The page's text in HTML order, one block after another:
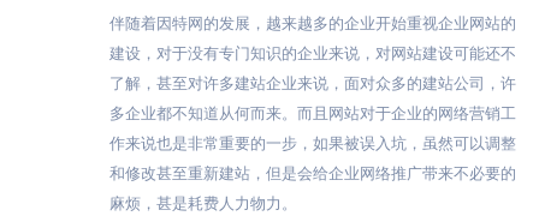
伴随着因特网的发展，越来越多的企业开始重视企业网站的
建设，对于没有专门知识的企业来说，对网站建设可能还不
了解，甚至对许多建站企业来说，面对众多的建站公司，许
多企业都不知道从何而来。而且网站对于企业的网络营销工
作来说也是非常重要的一步，如果被误入坑，虽然可以调整
和修改甚至重新建站，但是会给企业网络推广带来不必要的
麻烦，甚是耗费人力物力。